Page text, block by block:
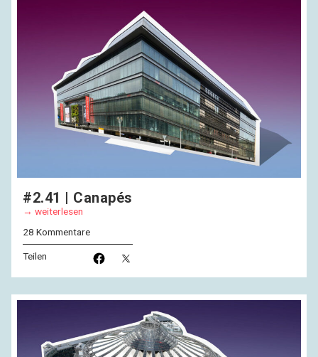
#2.41 | Canapés
weiterlesen
28 Kommentare
Teilen